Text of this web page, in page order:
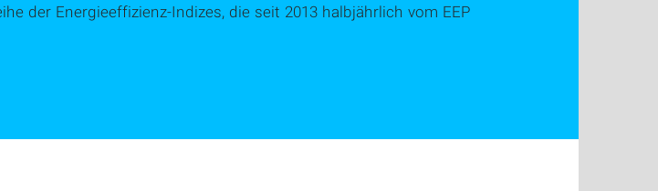
der Energieeffizienz-Indizes, die seit 2013 halbjährlich vom EEP